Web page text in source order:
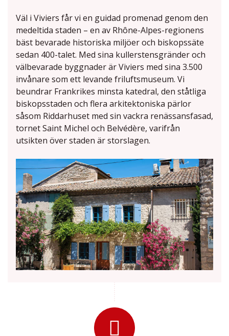
Väl i Viviers får vi en guidad promenad genom den
medeltida staden – en av Rhône-Alpes-regionens
bäst bevarade historiska miljöer och biskopssäte
sedan 400-talet. Med sina kullerstensgränder och
välbevarade byggnader är Viviers med sina 3.500
invånare som ett levande friluftsmuseum. Vi
beundrar Frankrikes minsta katedral, den ståtliga
biskopsstaden och flera arkitektoniska pärlor
såsom Riddarhuset med sin vackra renässansfasad,
tornet Saint Michel och Belvédère, varifrån
utsikten över staden är storslagen.